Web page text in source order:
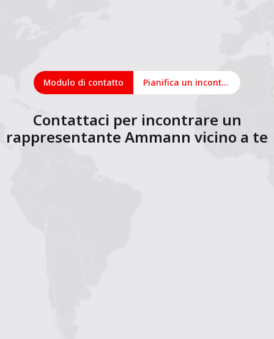
Modulo di contatto Pianifica un incontro online
Contattaci per incontrare un
rappresentante Ammann vicino a te